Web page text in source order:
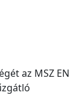
az MSZ EN